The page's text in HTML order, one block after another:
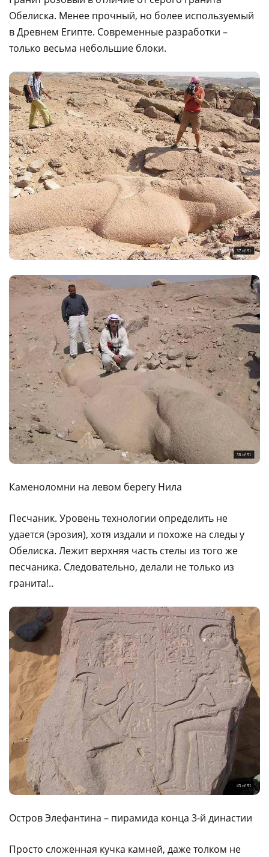
Обелиска. Менее прочный, но более используемый
в Древнем Египте. Современные разработки –
только весьма небольшие блоки.
Каменоломни на левом берегу Нила
Песчаник. Уровень технологии определить не
удается (эрозия), хотя издали и похоже на следы у
Обелиска. Лежит верхняя часть стелы из того же
песчаника. Следовательно, делали не только из
гранита!..
Остров Элефантина – пирамида конца 3-й династии
Просто сложенная кучка камней, даже толком не